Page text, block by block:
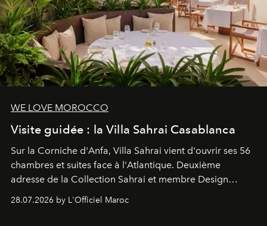
WE LOVE MOROCCO
Visite guidée : la Villa Sahrai Casablanca
Sur la Corniche d'Anfa, Villa Sahrai vient d'ouvrir ses 56
chambres et suites face à l'Atlantique. Deuxième
adresse de la Collection Sahrai et membre Design
Pillet promet un lieu de vie complet. On y a déjeuné…
28.07.2026 by L'Officiel Maroc